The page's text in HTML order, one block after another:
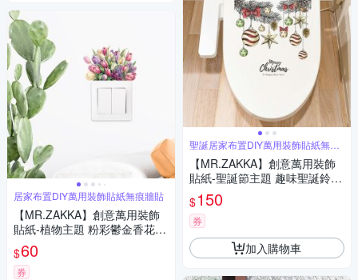
居家布置DIY萬用裝飾貼紙無痕牆貼
【MR.ZAKKA】創意萬用裝飾
貼紙-植物主題 粉彩鬱金香花束
居家布置 DIY可移式壁貼 無痕
壁貼 牆貼
$60
券
聖誕居家布置DIY萬用裝飾貼紙無痕
牆貼
【MR.ZAKKA】創意萬用裝飾
貼紙-聖誕節主題 趣味聖誕鈴鐺
居家節慶布置 DIY可移式壁貼
無痕壁貼 牆貼
$150
券
加入購物車